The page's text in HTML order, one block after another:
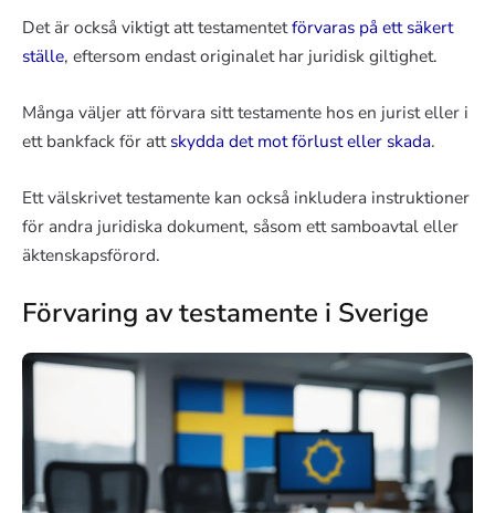
Det är också viktigt att testamentetförvaras på ett säkert
ställe, eftersom endast originalet har juridisk giltighet.
Många väljer att förvara sitt testamente hos en jurist eller i
ett bankfack för attskydda det mot förlust eller skada.
Ett välskrivet testamente kan också inkludera instruktioner
för andra juridiska dokument, såsom ett samboavtal eller
äktenskapsförord.
Förvaring av testamente i Sverige